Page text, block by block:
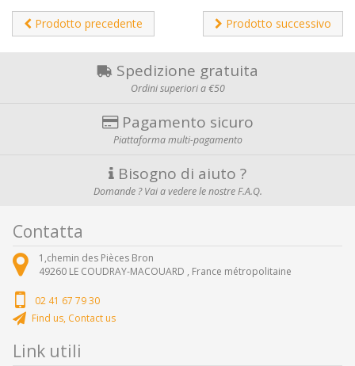
Prodotto precedente Prodotto successivo
Spedizione gratuita
Ordini superiori a €50
Pagamento sicuro
Piattaforma multi-pagamento
Bisogno di aiuto ?
Domande ? Vai a vedere le nostre F.A.Q.
Contatta
1,chemin des Pièces Bron
49260 LE COUDRAY-MACOUARD , France métropolitaine
02 41 67 79 30
Find us, Contact us
Link utili